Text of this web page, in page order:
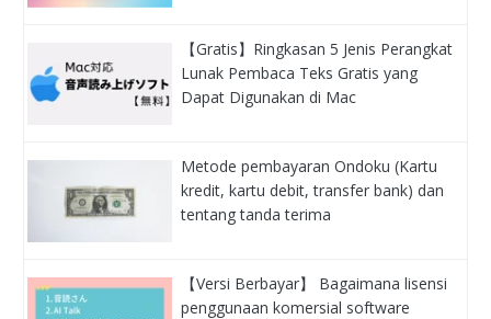
【Gratis】Ringkasan 5 Jenis Perangkat
Lunak Pembaca Teks Gratis yang
Dapat Digunakan di Mac
Metode pembayaran Ondoku (Kartu
kredit, kartu debit, transfer bank) dan
tentang tanda terima
【Versi Berbayar】 Bagaimana lisensi
penggunaan komersial software